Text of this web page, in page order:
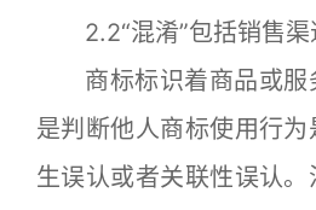
2.2“混淆”包括销售渠
商标标识着商品或服
是判断他人商标使用行
生误认或者关联性误认